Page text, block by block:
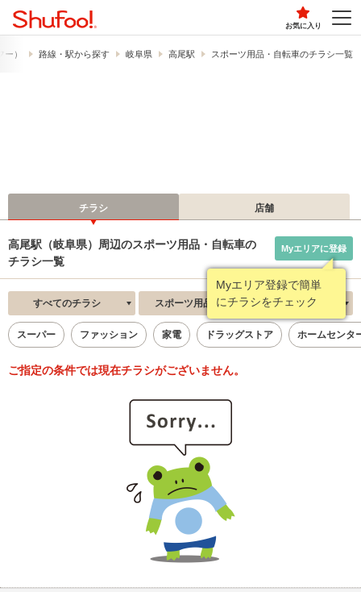
お気に入り
） 路線・駅から探す 岐阜県 高尾駅 スポーツ用品・自転車のチラシ一覧
チラシ 店舗
高尾駅（岐阜県）周辺のスポーツ用品・自転車の
チラシ一覧
Myエリア登録で簡単
にチラシをチェック
Myエリアに登録
すべてのチラシ スポーツ用品・自転車 新着順
スーパー ファッション 家電 ドラッグストア ホームセンタ
ご指定の条件では現在チラシがございません。